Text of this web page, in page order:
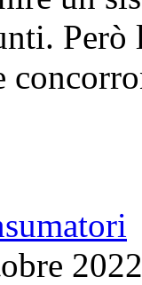
Però